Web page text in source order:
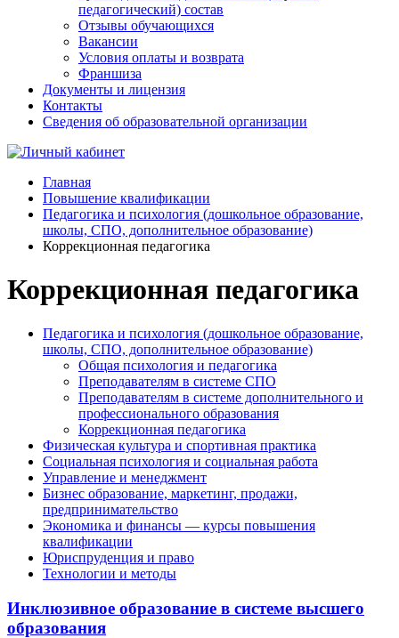
педагогический) состав
Отзывы обучающихся
Вакансии
Условия оплаты и возврата
Франшиза
Документы и лицензия
Контакты
Сведения об образовательной организации
Главная
Повышение квалификации
Педагогика и психология (дошкольное образование,
школы, СПО, дополнительное образование)
Коррекционная педагогика
Коррекционная педагогика
Педагогика и психология (дошкольное образование,
школы, СПО, дополнительное образование)
Общая психология и педагогика
Преподавателям в системе СПО
Преподавателям в системе дополнительного и
профессионального образования
Коррекционная педагогика
Физическая культура и спортивная практика
Социальная психология и социальная работа
Управление и менеджмент
Бизнес образование, маркетинг, продажи,
предпринимательство
Экономика и финансы — курсы повышения
квалификации
Юриспруденция и право
Технологии и методы
Инклюзивное образование в системе высшего
образования